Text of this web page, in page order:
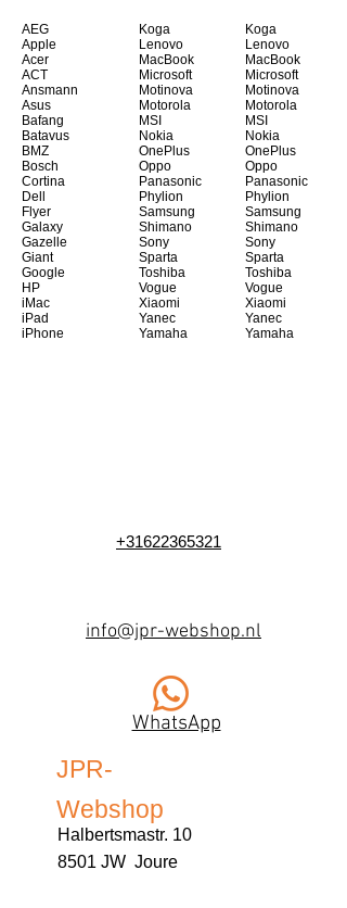
AEG
Apple
Acer
ACT
Ansmann
Asus
Bafang
Batavus
BMZ
Bosch
Cortina
Dell
Flyer
Galaxy
Gazelle
Giant
Google
HP
iMac
iPad
iPhone
Koga
Lenovo
MacBook
Microsoft
Motinova
Motorola
MSI
Nokia
OnePlus
Oppo
Panasonic
Phylion
Samsung
Shimano
Sony
Sparta
Toshiba
Vogue
Xiaomi
Yanec
Yamaha
Koga
Lenovo
MacBook
Microsoft
Motinova
Motorola
MSI
Nokia
OnePlus
Oppo
Panasonic
Phylion
Samsung
Shimano
Sony
Sparta
Toshiba
Vogue
Xiaomi
Yanec
Yamaha
+31622365321
info@jpr-webshop.nl
WhatsApp
JPR-
Webshop
Halbertsmastr. 10
8501 JW Joure